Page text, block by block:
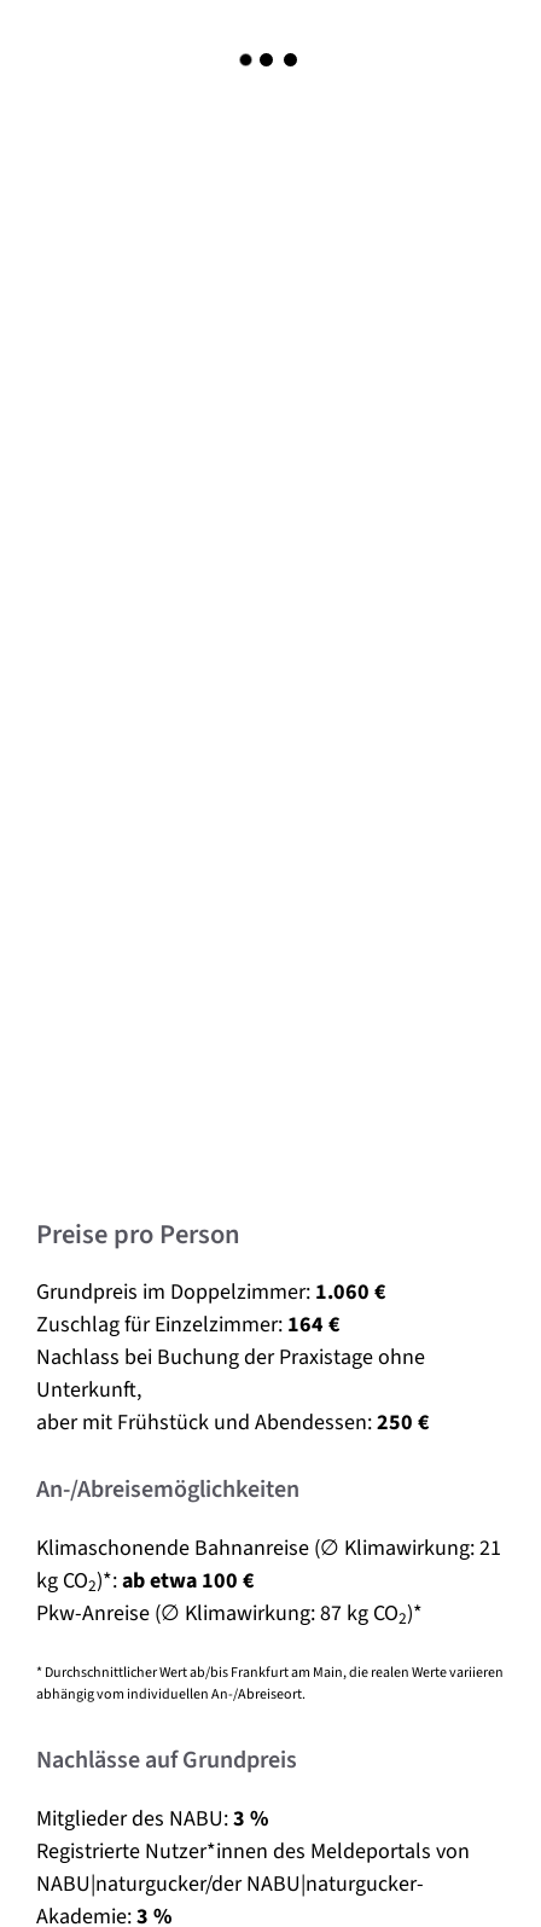
Preise pro Person
Grundpreis im Doppelzimmer: 1.060 €
Zuschlag für Einzelzimmer: 164 €
Nachlass bei Buchung der Praxistage ohne
Unterkunft,
aber mit Frühstück und Abendessen:250 €
An-/Abreisemöglichkeiten
Klimaschonende Bahnanreise (∅ Klimawirkung: 21
kg CO2)*:ab etwa 100 €
Pkw-Anreise (∅ Klimawirkung: 87 kg CO2)*
* Durchschnittlicher Wert ab/bis Frankfurt am Main, die realen Werte variieren
abhängig vom individuellen An-/Abreiseort.
Nachlässe auf Grundpreis
Mitglieder des NABU:3 %
Registrierte Nutzer*innen des Meldeportals von
NABU|naturgucker/der NABU|naturgucker-
Akademie:3 %